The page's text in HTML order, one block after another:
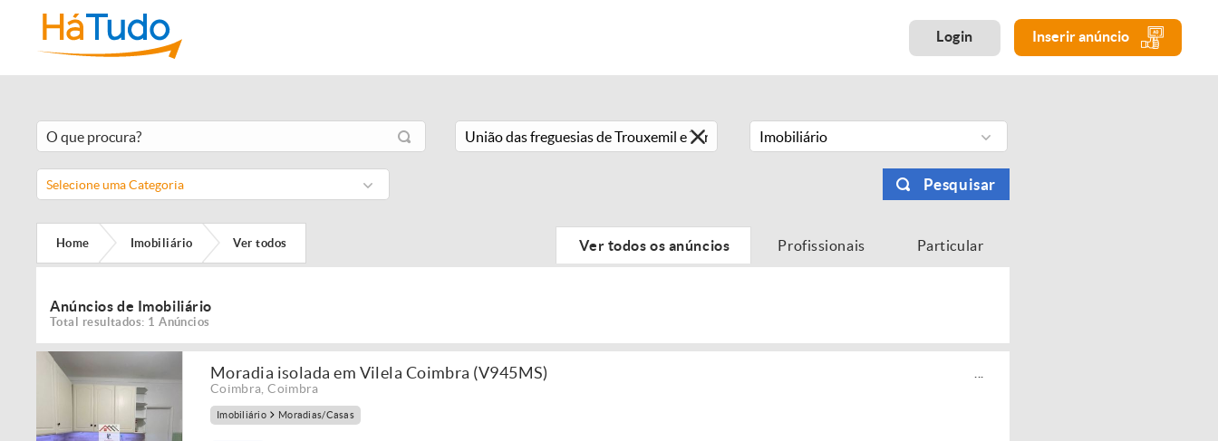
Login Inserir anúncio
Imobiliário
Selecione uma Categoria Pesquisar
Home Imobiliário Ver todos Ver todos os anúncios Profissionais Particular
Anúncios de Imobiliário
Total resultados: 1 Anúncios
Moradia isolada em Vilela Coimbra (V945MS)
Coimbra ,Coimbra
Imobiliário Moradias/Casas